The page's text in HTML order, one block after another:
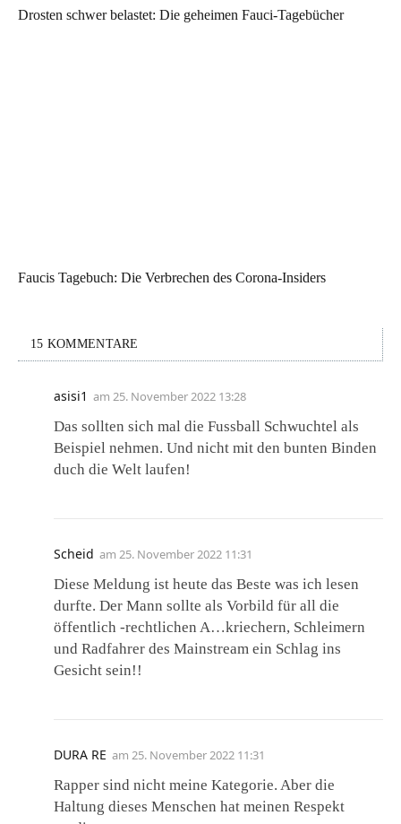
Drosten schwer belastet: Die geheimen Fauci-Tagebücher
Faucis Tagebuch: Die Verbrechen des Corona-Insiders
15 KOMMENTARE
asisi1 am 25. November 2022 13:28
Das sollten sich mal die Fussball Schwuchtel als
Beispiel nehmen. Und nicht mit den bunten Binden
duch die Welt laufen!
Scheid am 25. November 2022 11:31
Diese Meldung ist heute das Beste was ich lesen
durfte. Der Mann sollte als Vorbild für all die
öffentlich -rechtlichen A…kriechern, Schleimern
und Radfahrer des Mainstream ein Schlag ins
Gesicht sein!!
DURA RE am 25. November 2022 11:31
Rapper sind nicht meine Kategorie. Aber die
Haltung dieses Menschen hat meinen Respekt